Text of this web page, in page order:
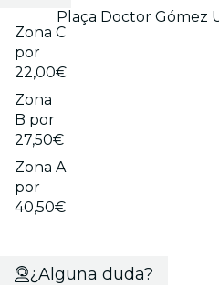
Zona C
por
22,00€
Zona
B por
27,50€
Zona A
por
40,50€
Plaça Doctor Gómez
¿Alguna duda?